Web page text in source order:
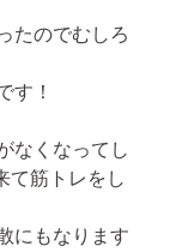
たのでむしろ
す！
なくなってし
て筋トレをし
にもなります